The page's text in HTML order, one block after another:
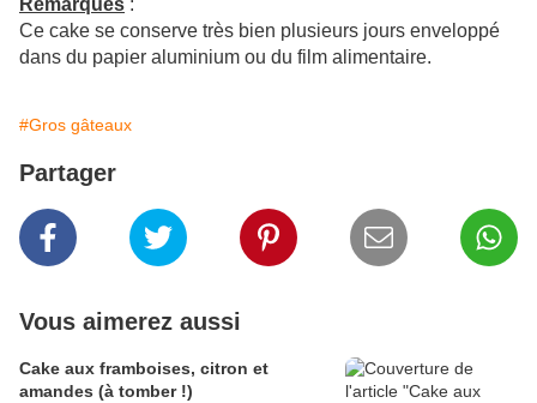
Remarques :
Ce cake se conserve très bien plusieurs jours enveloppé
dans du papier aluminium ou du film alimentaire.
#Gros gâteaux
Partager
Vous aimerez aussi
Cake aux framboises, citron et
amandes (à tomber !)